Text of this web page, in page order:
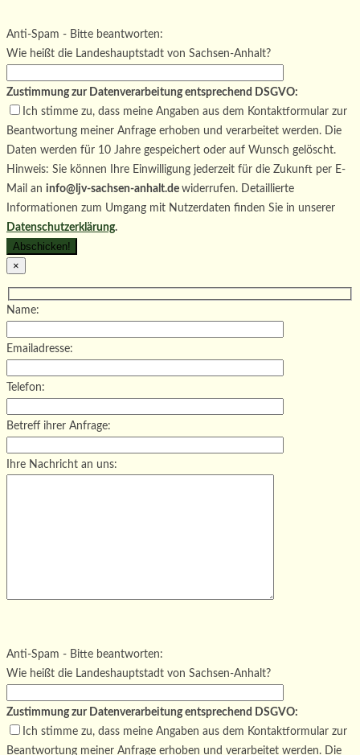
Bitte lasse dieses Feld leer.
Anti-Spam - Bitte beantworten:
Wie heißt die Landeshauptstadt von Sachsen-Anhalt?
Zustimmung zur Datenverarbeitung entsprechend DSGVO:
Ich stimme zu, dass meine Angaben aus dem Kontaktformular zur
Beantwortung meiner Anfrage erhoben und verarbeitet werden. Die
Daten werden für 10 Jahre gespeichert oder auf Wunsch gelöscht.
Hinweis: Sie können Ihre Einwilligung jederzeit für die Zukunft per E-
Mail an info@ljv-sachsen-anhalt.de widerrufen. Detaillierte
Informationen zum Umgang mit Nutzerdaten finden Sie in unserer
Datenschutzerklärung.
×
Name:
Emailadresse:
Telefon:
Betreff ihrer Anfrage:
Ihre Nachricht an uns:
Bitte lasse dieses Feld leer.
Anti-Spam - Bitte beantworten:
Wie heißt die Landeshauptstadt von Sachsen-Anhalt?
Zustimmung zur Datenverarbeitung entsprechend DSGVO:
Ich stimme zu, dass meine Angaben aus dem Kontaktformular zur
Beantwortung meiner Anfrage erhoben und verarbeitet werden. Die